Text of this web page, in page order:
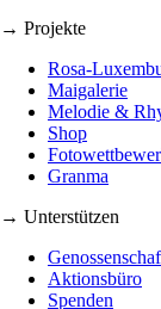
→ Projekte
Rosa-
Maigalerie
Melodie &
Shop
Granma
→ Unterstützen
Aktionsbüro
Spenden